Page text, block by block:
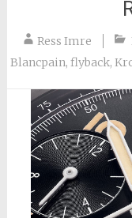
Ress Imre
Blancpain, flyback,